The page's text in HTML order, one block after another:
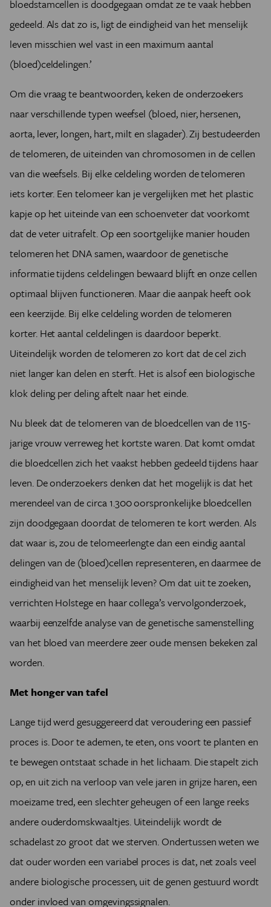
bloedstamcellen is doodgegaan omdat ze te vaak hebben
gedeeld. Als dat zo is, ligt de eindigheid van het menselijk
leven misschien wel vast in een maximum aantal
(bloed)celdelingen.’
Om die vraag te beantwoorden, keken de onderzoekers
naar verschillende typen weefsel (bloed, nier, hersenen,
aorta, lever, longen, hart, milt en slagader). Zij bestudeerden
de telomeren, de uiteinden van chromosomen in de cellen
van die weefsels. Bij elke celdeling worden de telomeren
iets korter. Een telomeer kan je vergelijken met het plastic
kapje op het uiteinde van een schoenveter dat voorkomt
dat de veter uitrafelt. Op een soortgelijke manier houden
telomeren het DNA samen, waardoor de genetische
informatie tijdens celdelingen bewaard blijft en onze cellen
optimaal blijven functioneren. Maar die aanpak heeft ook
een keerzijde. Bij elke celdeling worden de telomeren
korter. Het aantal celdelingen is daardoor beperkt.
Uiteindelijk worden de telomeren zo kort dat de cel zich
niet langer kan delen en sterft. Het is alsof een biologische
klok deling per deling aftelt naar het einde.
Nu bleek dat de telomeren van de bloedcellen van de 115-
jarige vrouw verreweg het kortste waren. Dat komt omdat
die bloedcellen zich het vaakst hebben gedeeld tijdens haar
leven. De onderzoekers denken dat het mogelijk is dat het
merendeel van de circa 1.300 oorspronkelijke bloedcellen
zijn doodgegaan doordat de telomeren te kort werden. Als
dat waar is, zou de telomeerlengte dan een eindig aantal
delingen van de (bloed)cellen representeren, en daarmee de
eindigheid van het menselijk leven? Om dat uit te zoeken,
verrichten Holstege en haar collega’s vervolgonderzoek,
waarbij eenzelfde analyse van de genetische samenstelling
van het bloed van meerdere zeer oude mensen bekeken zal
worden.
Met honger van tafel
Lange tijd werd gesuggereerd dat veroudering een passief
proces is. Door te ademen, te eten, ons voort te planten en
te bewegen ontstaat schade in het lichaam. Die stapelt zich
op, en uit zich na verloop van vele jaren in grijze haren, een
moeizame tred, een slechter geheugen of een lange reeks
andere ouderdomskwaaltjes. Uiteindelijk wordt de
schadelast zo groot dat we sterven. Ondertussen weten we
dat ouder worden een variabel proces is dat, net zoals veel
andere biologische processen, uit de genen gestuurd wordt
onder invloed van omgevingssignalen.